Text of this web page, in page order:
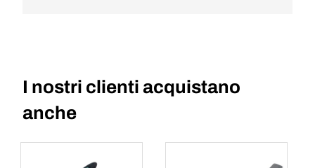
I nostri clienti acquistano
anche